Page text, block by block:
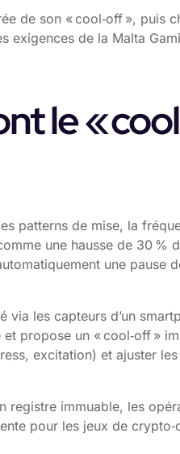
de son « cool‑off », puis
exigences de la Malta
le «
patterns de mise, la
une hausse de 30 %
une pause
les capteurs d’un
propose un « cool‑off »
excitation) et ajuster
registre immuable, les
pour les jeux de